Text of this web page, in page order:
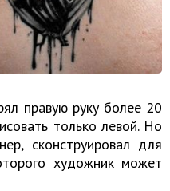
правую руку более 20
только левой. Но
сконструировал для
художник может